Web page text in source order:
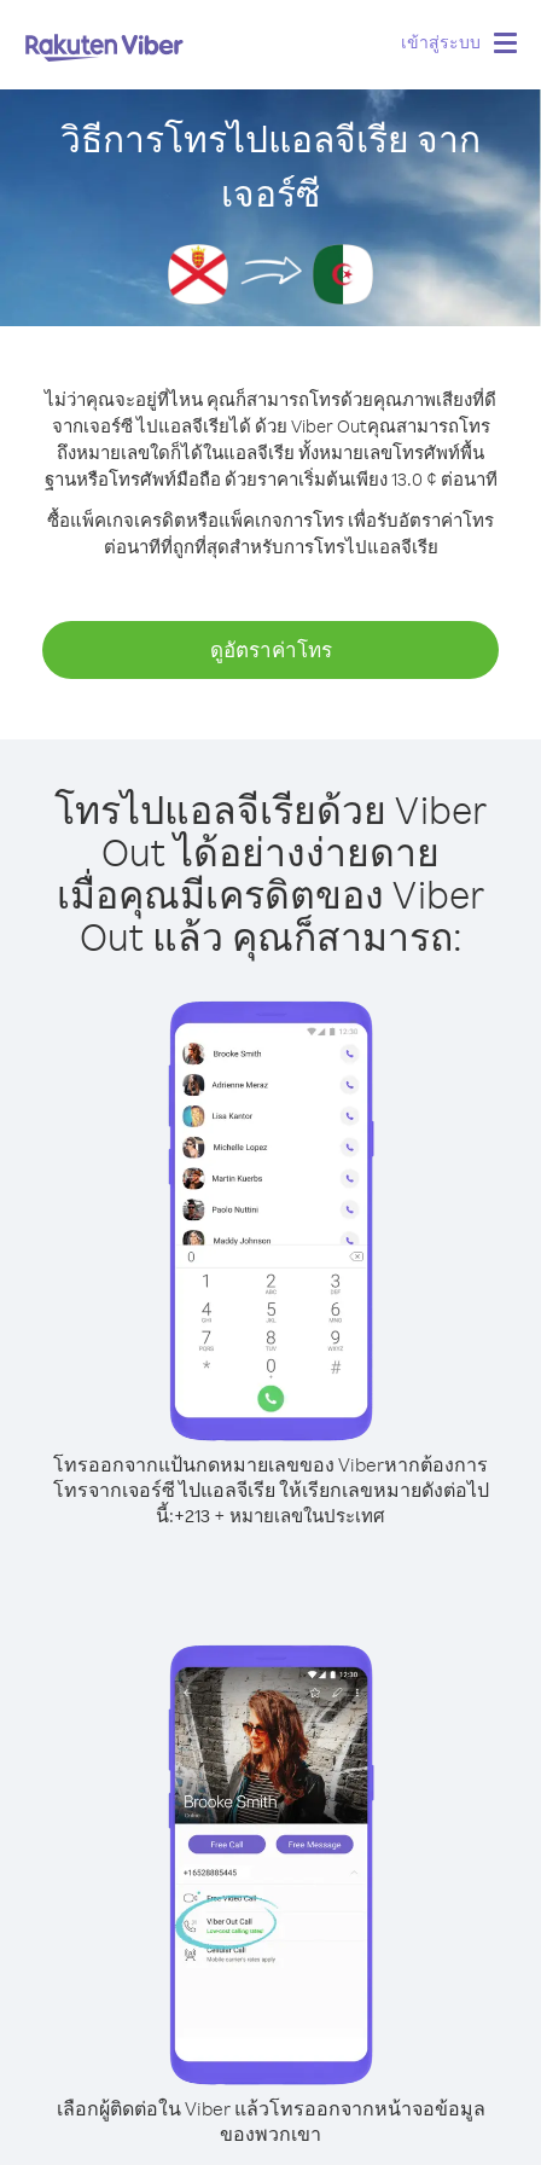
เข้าสู่ระบบ
วิธีการโทรไปแอลจีเรีย จาก
เจอร์ซี
ไม่ว่าคุณจะอยู่ที่ไหน คุณก็สามารถโทรด้วยคุณภาพเสียงที่ดี
จากเจอร์ซี ไปแอลจีเรียได้ ด้วย Viber Outคุณสามารถโทร
ถึงหมายเลขใดก็ได้ในแอลจีเรีย ทั้งหมายเลขโทรศัพท์พื้น
ฐานหรือโทรศัพท์มือถือ ด้วยราคาเริ่มต้นเพียง 13.0 ¢ ต่อนาที
ซื้อแพ็คเกจเครดิตหรือแพ็คเกจการโทร เพื่อรับอัตราค่าโทร
ต่อนาทีที่ถูกที่สุดสำหรับการโทรไปแอลจีเรีย
ดูอัตราค่าโทร
โทรไปแอลจีเรียด้วย Viber
Out ได้อย่างง่ายดาย
เมื่อคุณมีเครดิตของ Viber
Out แล้ว คุณก็สามารถ:
โทรออกจากแป้นกดหมายเลขของ Viberหากต้องการ
โทรจากเจอร์ซี ไปแอลจีเรีย ให้เรียกเลขหมายดังต่อไป
นี้:+213 + หมายเลขในประเทศ
เลือกผู้ติดต่อใน Viber แล้วโทรออกจากหน้าจอข้อมูล
ของพวกเขา